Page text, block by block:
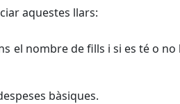
aquestes llars:
el nombre de fills i si es té o no
bàsiques.